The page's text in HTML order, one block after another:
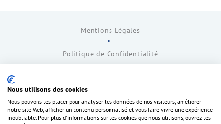
Mentions Légales
Politique de Confidentialité
Contact
Nous utilisons des cookies
Nous pouvons les placer pour analyser les données de nos visiteurs, améliorer
notre site Web, afficher un contenu personnalisé et vous faire vivre une expérience
inoubliable. Pour plus d'informations sur les cookies que nous utilisons, ouvrez les